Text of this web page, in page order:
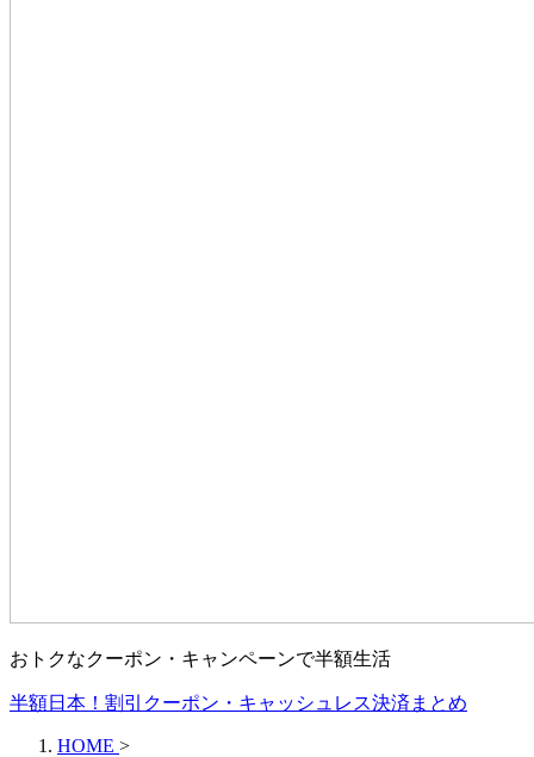
おトクなクーポン・キャンペーンで半額生活
半額日本！割引クーポン・キャッシュレス決済まとめ
HOME >